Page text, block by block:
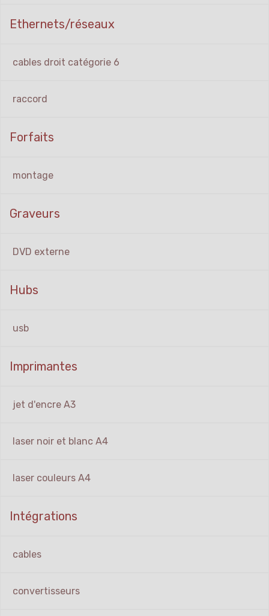
Ethernets/réseaux
cables droit catégorie 6
raccord
Forfaits
montage
Graveurs
DVD externe
Hubs
usb
Imprimantes
jet d'encre A3
laser noir et blanc A4
laser couleurs A4
Intégrations
cables
convertisseurs